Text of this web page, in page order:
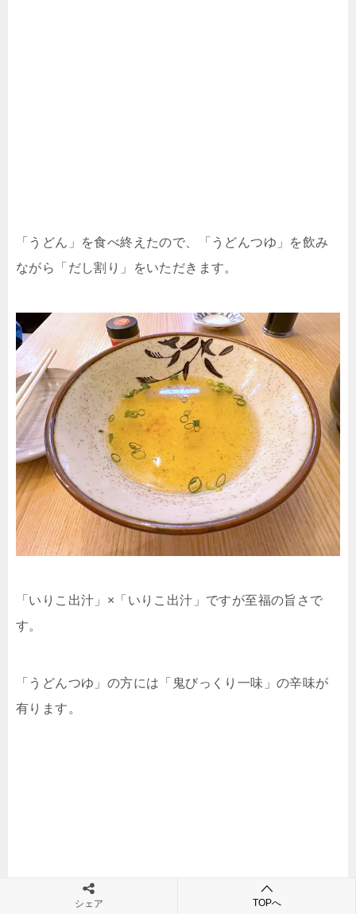
「うどん」を食べ終えたので、「うどんつゆ」を飲み
ながら「だし割り」をいただきます。
「いりこ出汁」×「いりこ出汁」ですが至福の旨さで
す。
「うどんつゆ」の方には「鬼びっくり一味」の辛味が
有ります。
シェア TOPへ